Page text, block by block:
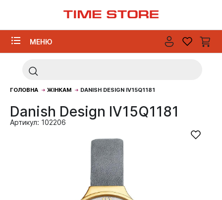
МЕНЮ
ГОЛОВНА ЖІНКАМ DANISH DESIGN IV15Q1181
Danish Design IV15Q1181
Артикул: 102206